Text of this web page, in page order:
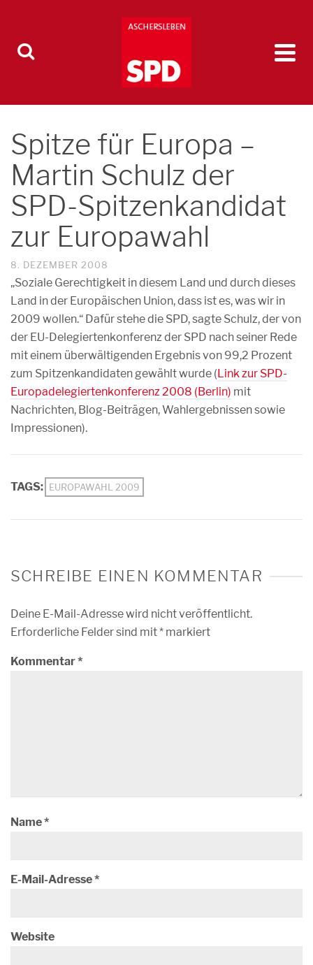
Spitze für Europa –
Martin Schulz der
SPD-Spitzenkandidat
zur Europawahl
8. DEZEMBER 2008
„Soziale Gerechtigkeit in diesem Land und durch dieses
Land in der Europäischen Union, dass ist es, was wir in
2009 wollen.“ Dafür stehe die SPD, sagte Schulz, der von
der EU-Delegiertenkonferenz der SPD nach seiner Rede
mit einem überwältigenden Ergebnis von 99,2 Prozent
zum Spitzenkandidaten gewählt wurde (Link zur SPD-
Europadelegiertenkonferenz 2008 (Berlin) mit
Nachrichten, Blog-Beiträgen, Wahlergebnissen sowie
Impressionen).
TAGS: EUROPAWAHL 2009
SCHREIBE EINEN KOMMENTAR
Deine E-Mail-Adresse wird nicht veröffentlicht.
Erforderliche Felder sind mit* markiert
Kommentar*
Name*
E-Mail-Adresse*
Website